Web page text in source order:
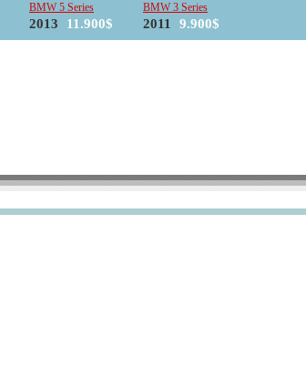
BMW 5 Series
2013 11.900$
BMW 3 Series
2011 9.900$